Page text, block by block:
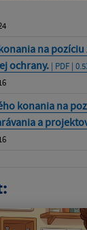
na
ochrany. | PDF |
konania na
a